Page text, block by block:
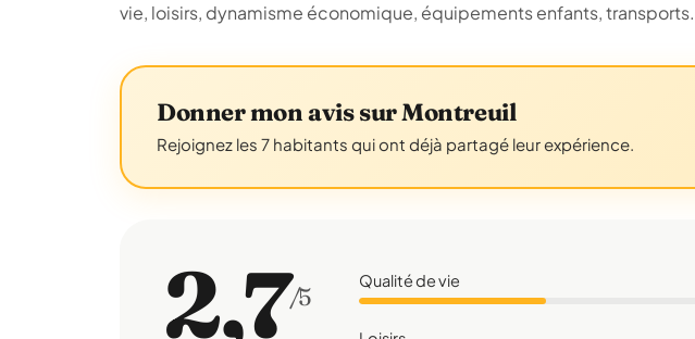
vie, loisirs, dynamisme économique, équipements enfants, transports.
Donner mon avis sur Montreuil
Rejoignez les 7 habitants qui ont déjà partagé leur expérience.
2,7/5
Qualité de vie